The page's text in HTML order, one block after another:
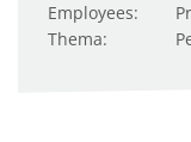
Employees:
Thema: